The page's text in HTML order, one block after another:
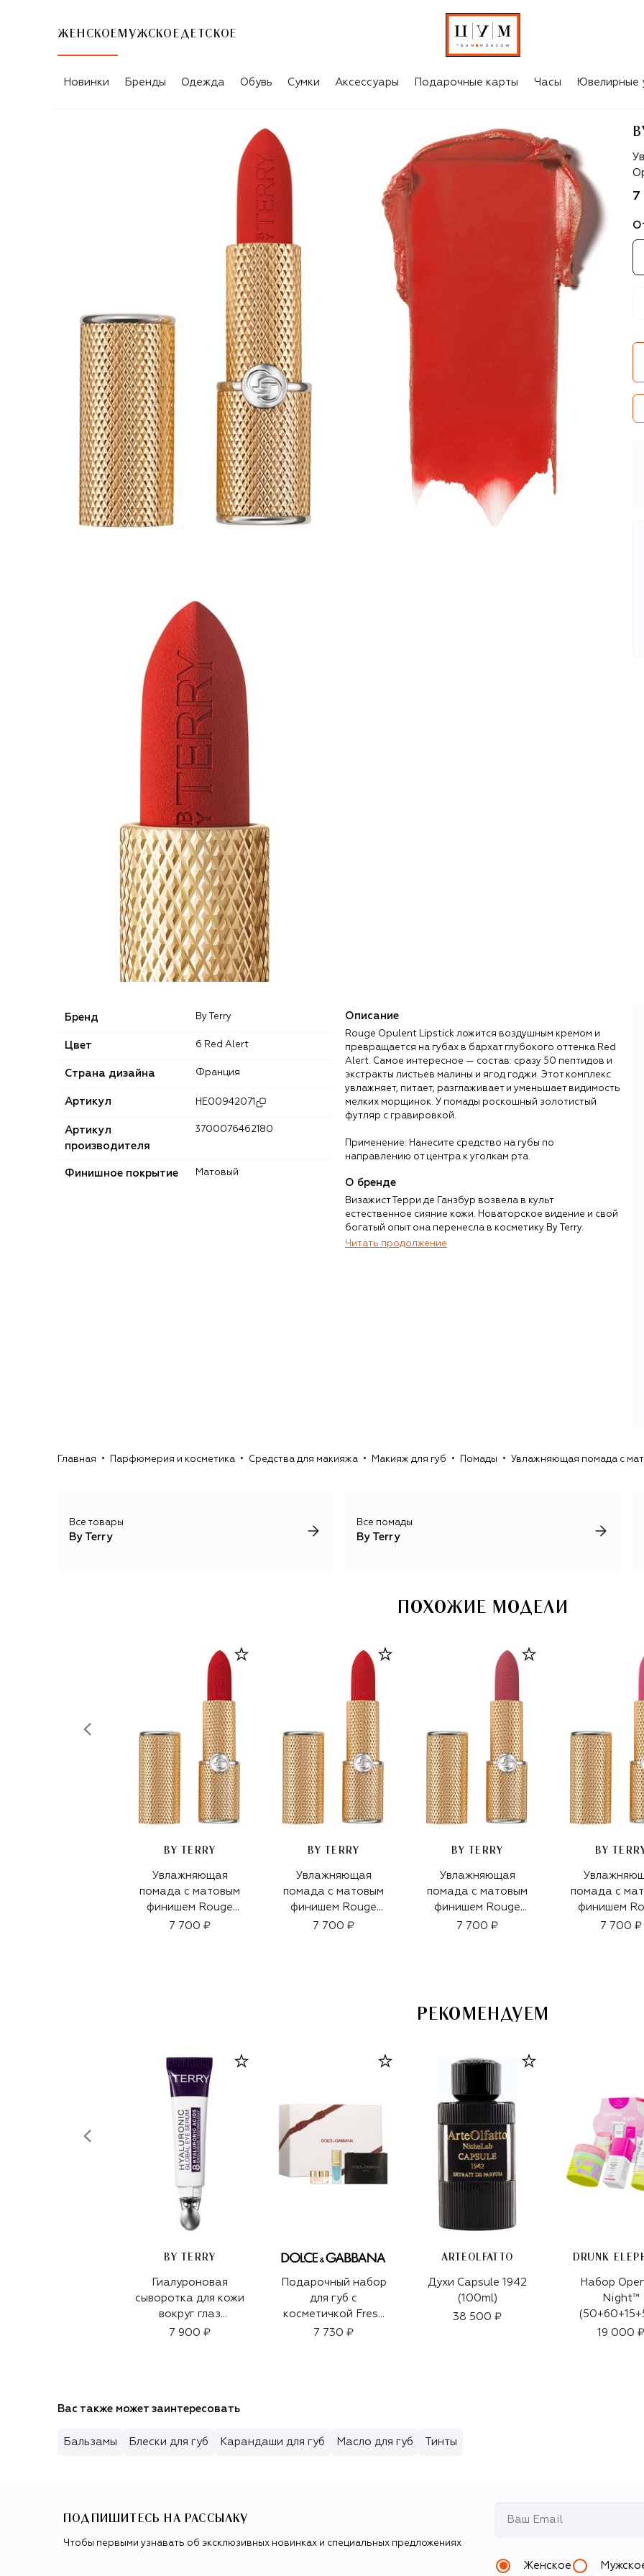
ЖЕНСКОЕ МУЖСКОЕ ДЕТСКОЕ
Новинки Бренды Одежда Обувь Сумки Аксессуары Подарочные карты Часы Ювелирные
7
Бренд By Terry
Цвет 6 Red Alert
Страна дизайна Франция
Артикул HE00942071
Артикул
производителя
3700076462180
Финишное покрытие Матовый
Описание
Rouge Opulent Lipstick ложится воздушным кремом и
превращается на губах в бархат глубокого оттенка Red
Alert. Самое интересное — состав: сразу 50 пептидов и
экстракты листьев малины и ягод годжи. Этот комплекс
увлажняет, питает, разглаживает и уменьшает видимость
мелких морщинок. У помады роскошный золотистый
футляр с гравировкой.
Применение: Нанесите средство на губы по
направлению от центра к уголкам рта.
О бренде
Визажист Терри де Ганзбур возвела в культ
естественное сияние кожи. Новаторское видение и свой
богатый опыт она перенесла в косметику By Terry.
Читать продолжение
Главная Парфюмерия и косметика Средства для макияжа Макияж для губ Помады Увлажняющая помада с
Все товары
By Terry
Все помады
By Terry
ПОХОЖИЕ МОДЕЛИ
BY TERRY
Увлажняющая
помада с матовым
финишем Rouge
Opulent, оттенок 9
7 700 ₽
BY TERRY
Увлажняющая
помада с матовым
финишем Rouge
Opulent, оттенок 8
7 700 ₽
BY TERRY
Увлажняющая
помада с матовым
финишем Rouge
Opulent, оттенок 3
7 700 ₽
BY
помада с
финишем
Opulent,7 700 ₽
РЕКОМЕНДУЕМ
BY TERRY
Гиалуроновая
сыворотка для кожи
вокруг глаз
Hyaluronic Global
7 900 ₽
Подарочный набор
для губ с
косметичкой Fresh
Lips (9g+7ml)
7 730 ₽
ARTEOLFATTO
Духи Capsule 1942
(100ml)
38 500 ₽
DRUNK
Набор
Night™
19 000 ₽
Вас также может заинтересовать
Бальзамы Блески для губ Карандаши для губ Масло для губ Тинты
ПОДПИШИТЕСЬ НА РАССЫЛКУ
Чтобы первыми узнавать об эксклюзивных новинках и специальных предложениях
Женское